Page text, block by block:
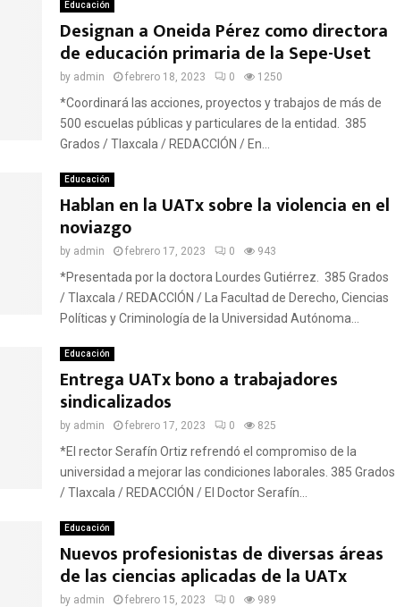
Educación
Designan a Oneida Pérez como directora
de educación primaria de la Sepe-Uset
by admin febrero 18, 2023 0 1250
*Coordinará las acciones, proyectos y trabajos de más de
500 escuelas públicas y particulares de la entidad. 385
Grados / Tlaxcala / REDACCIÓN / En...
Educación
Hablan en la UATx sobre la violencia en el
noviazgo
by admin febrero 17, 2023 0 943
*Presentada por la doctora Lourdes Gutiérrez. 385 Grados
/ Tlaxcala / REDACCIÓN / La Facultad de Derecho, Ciencias
Políticas y Criminología de la Universidad Autónoma...
Educación
Entrega UATx bono a trabajadores
sindicalizados
by admin febrero 17, 2023 0 825
*El rector Serafín Ortiz refrendó el compromiso de la
universidad a mejorar las condiciones laborales. 385 Grados
/ Tlaxcala / REDACCIÓN / El Doctor Serafín...
Educación
Nuevos profesionistas de diversas áreas
de las ciencias aplicadas de la UATx
by admin febrero 15, 2023 0 989
Retweet Favorite Reply Retweet